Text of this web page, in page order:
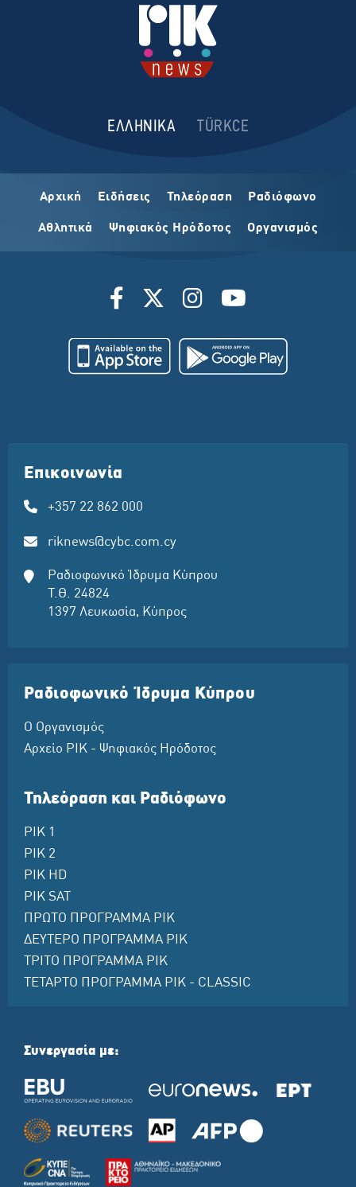
ΕΛΛΗΝΙΚΑ TÜRKCE
Αρχική Ειδήσεις Τηλεόραση Ραδιόφωνο
Αθλητικά Ψηφιακός Ηρόδοτος Οργανισμός
Επικοινωνία
+357 22 862 000
riknews@cybc.com.cy
Ραδιοφωνικό Ίδρυμα Κύπρου
Τ.Θ. 24824
1397 Λευκωσία, Κύπρος
Ραδιοφωνικό Ίδρυμα Κύπρου
Ο Οργανισμός
Αρχείο ΡΙΚ - Ψηφιακός Ηρόδοτος
Τηλεόραση και Ραδιόφωνο
ΡΙΚ 1
ΡΙΚ 2
ΡΙΚ HD
ΡΙΚ SAT
ΠΡΩΤΟ ΠΡΟΓΡΑΜΜΑ ΡΙΚ
ΔΕΥΤΕΡΟ ΠΡΟΓΡΑΜΜΑ ΡΙΚ
ΤΡΙΤΟ ΠΡΟΓΡΑΜΜΑ ΡΙΚ
ΤΕΤΑΡΤΟ ΠΡΟΓΡΑΜΜΑ ΡΙΚ - CLASSIC
Συνεργασία με: